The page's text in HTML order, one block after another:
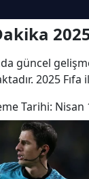
güncel
2025
Tarihi: Nisan